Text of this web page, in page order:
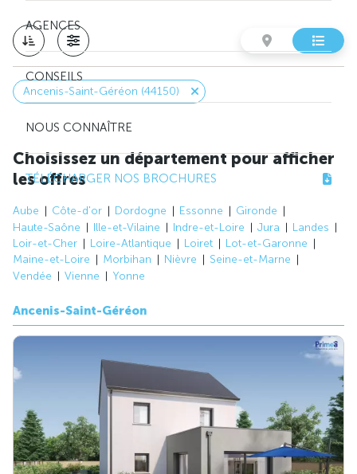
AGENCES
CONSEILS
NOUS CONNAÎTRE
TÉLÉCHARGER NOS BROCHURES
Ancenis-Saint-Géréon (44150)
Choisissez un département pour afficher
les offres
Aube Côte-d'or Dordogne Essonne
Gironde
Haute-Saône
Ille-et-Vilaine Indre-et-Loire Jura
Landes
Loir-et-Cher
Loire-Atlantique Loiret
Lot-et-Garonne
Maine-et-Loire
Morbihan Nièvre
Seine-et-Marne
Vendée
Vienne Yonne
Ancenis-Saint-Géréon